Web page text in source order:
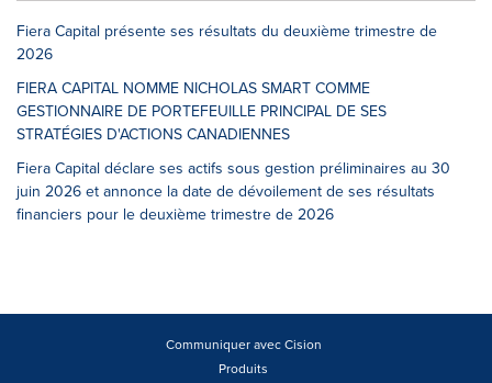
Fiera Capital présente ses résultats du deuxième trimestre de
2026
FIERA CAPITAL NOMME NICHOLAS SMART COMME
GESTIONNAIRE DE PORTEFEUILLE PRINCIPAL DE SES
STRATÉGIES D'ACTIONS CANADIENNES
Fiera Capital déclare ses actifs sous gestion préliminaires au 30
juin 2026 et annonce la date de dévoilement de ses résultats
financiers pour le deuxième trimestre de 2026
Communiquer avec Cision
Produits